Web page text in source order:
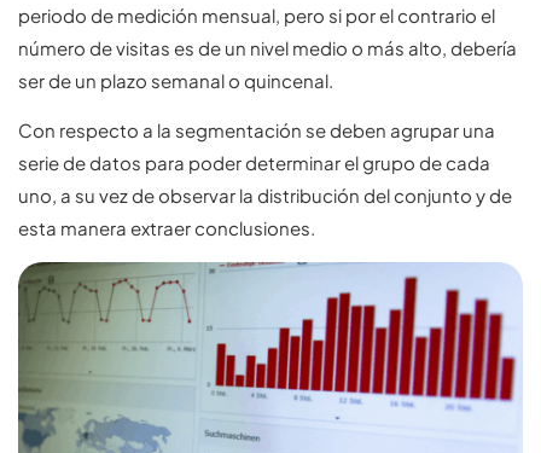
periodo de medición mensual, pero si por el contrario el
número de visitas es de un nivel medio o más alto, debería
ser de un plazo semanal o quincenal.
Con respecto a la segmentación se deben agrupar una
serie de datos para poder determinar el grupo de cada
uno, a su vez de observar la distribución del conjunto y de
esta manera extraer conclusiones.